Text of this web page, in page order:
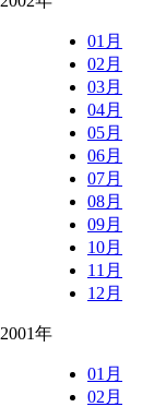
01月
02月
03月
04月
05月
06月
07月
08月
09月
10月
11月
12月
2001年
01月
02月